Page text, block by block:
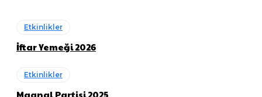
Etkinlikler
İftar Yemeği 2026
Etkinlikler
Magnal Partisi 2025